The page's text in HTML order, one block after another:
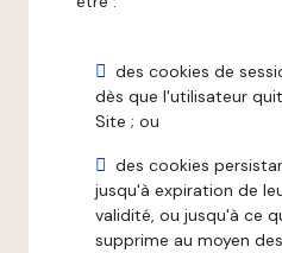
des cookies de
dès que l'utilisateur
Site ; ou
des cookies
jusqu'à expiration de
validité, ou jusqu'à ce
supprime au moyen